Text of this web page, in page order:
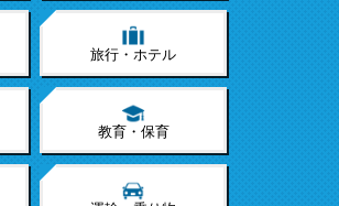
旅行・ホテル
教育・保育